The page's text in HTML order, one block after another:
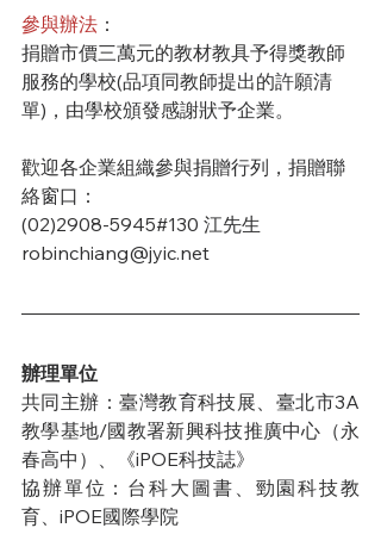
參與辦法 ：
捐贈市價三萬元的教材教具予得獎教師
服務的學校(品項同教師提出的許願清
單)，由學校頒發感謝狀予企業。
歡迎各企業組織參與捐贈行列，捐贈聯
絡窗口：
(02)2908-5945#130 江先生
robinchiang@jyic.net
辦理單位
共同主辦：臺灣教育科技展、臺北市3A
教學基地/國教署新興科技推廣中心（永
春高中）、《iPOE科技誌》
協辦單位：台科大圖書、勁園科技教
育、iPOE國際學院